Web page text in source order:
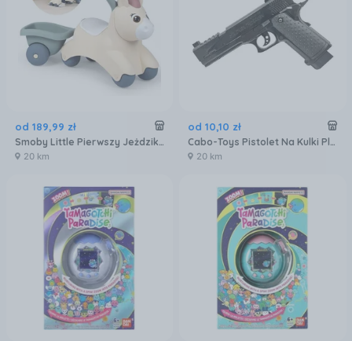
od 189,99 zł
Smoby Little Pierwszy Jeżdzik Pony Ride-On Kucyk Z Przyczepką
20 km
od 10,10 zł
Cabo-Toys Pistolet Na Kulki Plastikowe 6Mm K133
20 km